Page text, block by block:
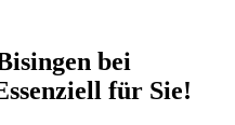
bei
für Sie!